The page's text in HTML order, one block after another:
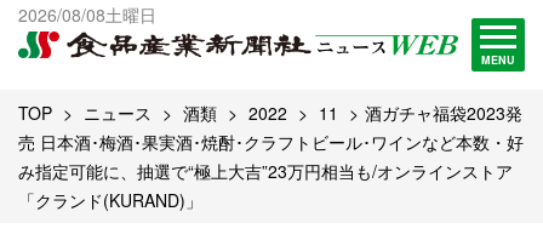
2026/08/08土曜日
MENU
出版物一覧へ
試読・購読申し込み
TOP ニュース 酒類 2022 11
酒ガチャ福袋2023発
売 日本酒･梅酒･果実酒･焼酎･クラフトビール･ワインなど本数・好
み指定可能に、抽選で“極上大吉”23万円相当も/オンラインストア
「クランド(KURAND)」